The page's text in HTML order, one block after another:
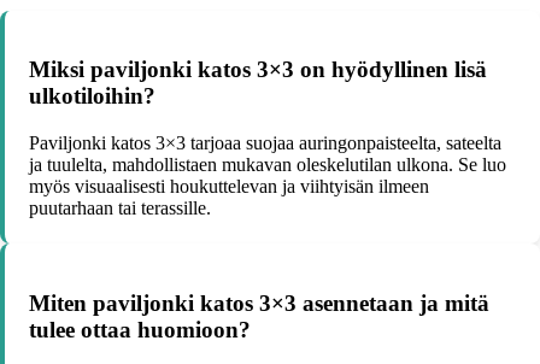
Miksi paviljonki katos 3×3 on hyödyllinen lisä
ulkotiloihin?
Paviljonki katos 3×3 tarjoaa suojaa auringonpaisteelta, sateelta
ja tuulelta, mahdollistaen mukavan oleskelutilan ulkona. Se luo
myös visuaalisesti houkuttelevan ja viihtyisän ilmeen
puutarhaan tai terassille.
Miten paviljonki katos 3×3 asennetaan ja mitä
tulee ottaa huomioon?